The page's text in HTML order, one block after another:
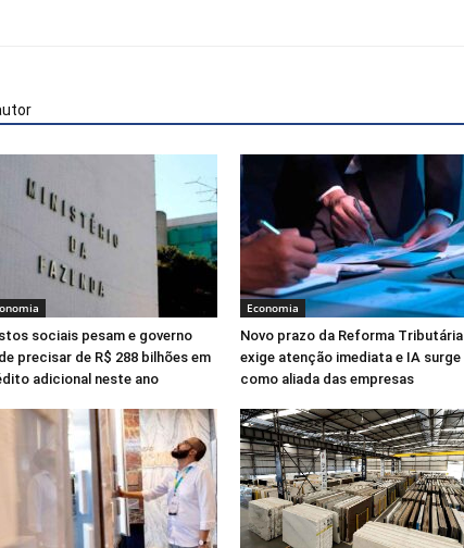
sociais pesam e governo
precisar de R$ 288 bilhões em
adicional neste ano
Economia
Novo prazo da Reforma Tributária
exige atenção imediata e IA surge
como aliada das empresas